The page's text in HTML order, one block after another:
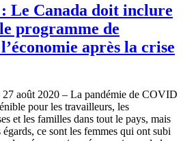
Le Canada doit inclure
programme de
après la crise
27 août 2020 – La pandémie de COVID
pour les travailleurs, les
et les familles dans tout le pays, mais
égards, ce sont les femmes qui ont subi